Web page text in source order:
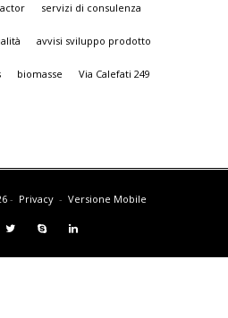
servizi di consulenza
avvisi sviluppo prodotto
biomasse Via Calefati 249
- Privacy - Versione Mobile